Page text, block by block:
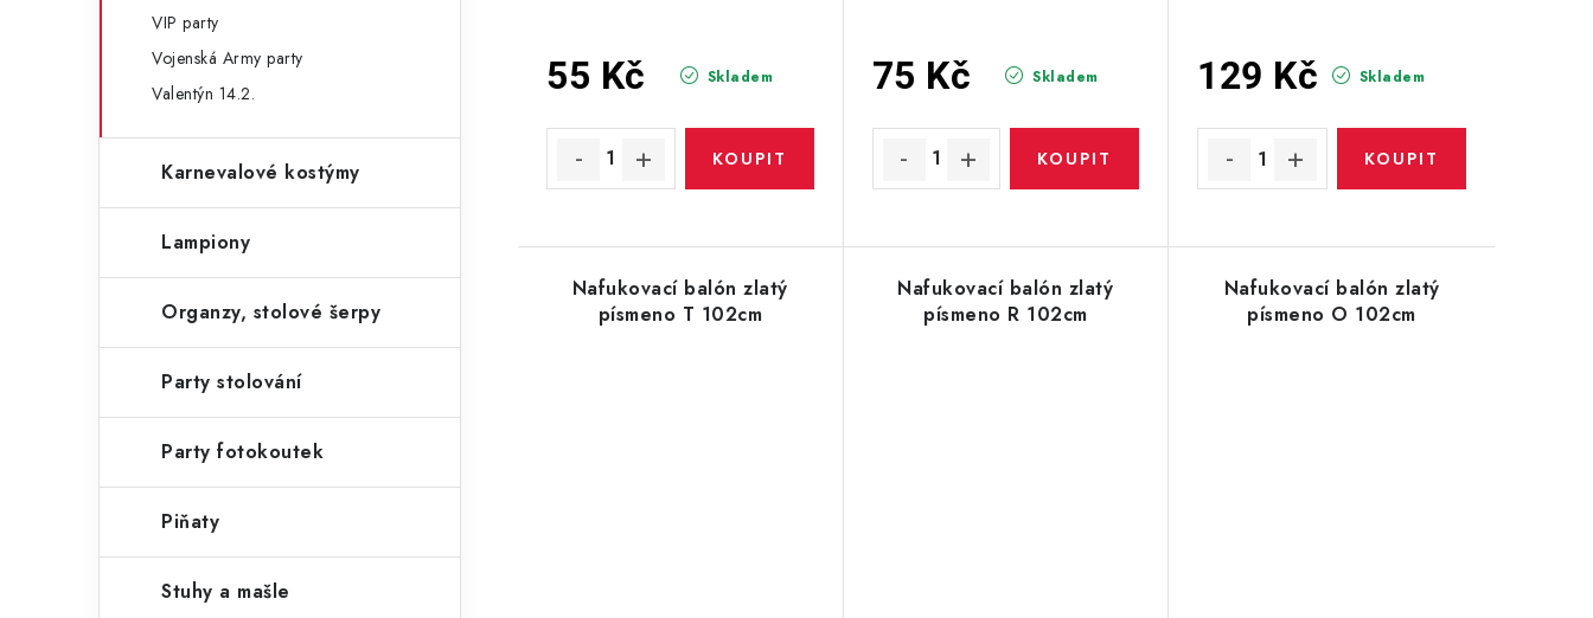
VIP party
Vojenská Army party
Valentýn 14.2.
Karnevalové kostýmy
Lampiony
Organzy, stolové šerpy
Party stolování
Party fotokoutek
Piňaty
Stuhy a mašle
Skladem
55 Kč Skladem
75 Kč Skladem
129 Kč
Nafukovací balón zlatý
písmeno T 102cm
Nafukovací balón zlatý
písmeno R 102cm
Nafukovací balón zlatý
písmeno O 102cm